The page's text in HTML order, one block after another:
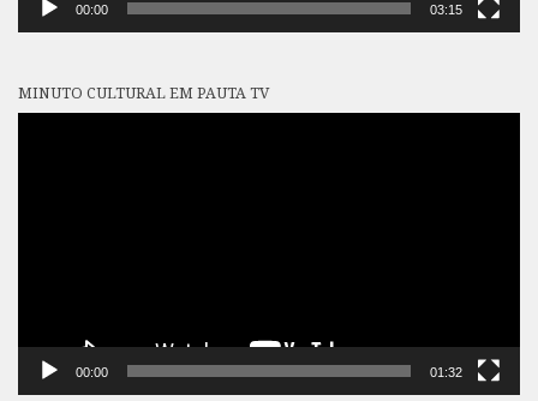
00:00 03:15
MINUTO CULTURAL EM PAUTA TV
00:00 01:32